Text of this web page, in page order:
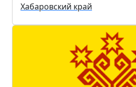
Хабаровский край